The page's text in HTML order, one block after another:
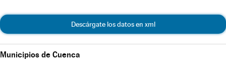
Descárgate los datos en xml
Municipios de Cuenca